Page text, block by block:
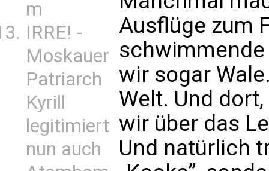
m
IRRE! -
Moskauer
Patriarch
Kyrill
legitimiert
nun auch
Ausflüge zum
wir sogar
Welt. Und
wir über das
Und natürlich